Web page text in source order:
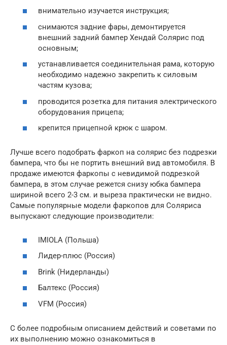
внимательно изучается инструкция;
снимаются задние фары, демонтируется
внешний задний бампер Хендай Солярис под
основным;
устанавливается соединительная рама, которую
необходимо надежно закрепить к силовым
частям кузова;
проводится розетка для питания электрического
оборудования прицепа;
крепится прицепной крюк с шаром.
Лучше всего подобрать фаркоп на солярис без подрезки
бампера, что бы не портить внешний вид автомобиля. В
продаже имеются фаркопы с невидимой подрезкой
бампера, в этом случае режется снизу юбка бампера
шириной всего 2-3 см. и выреза практически не видно.
Самые популярные модели фаркопов для Соляриса
выпускают следующие производители:
IMIOLA (Польша)
Лидер-плюс (Россия)
Brink (Нидерланды)
Балтекс (Россия)
VFM (Россия)
С более подробным описанием действий и советами по
их выполнению можно ознакомиться в